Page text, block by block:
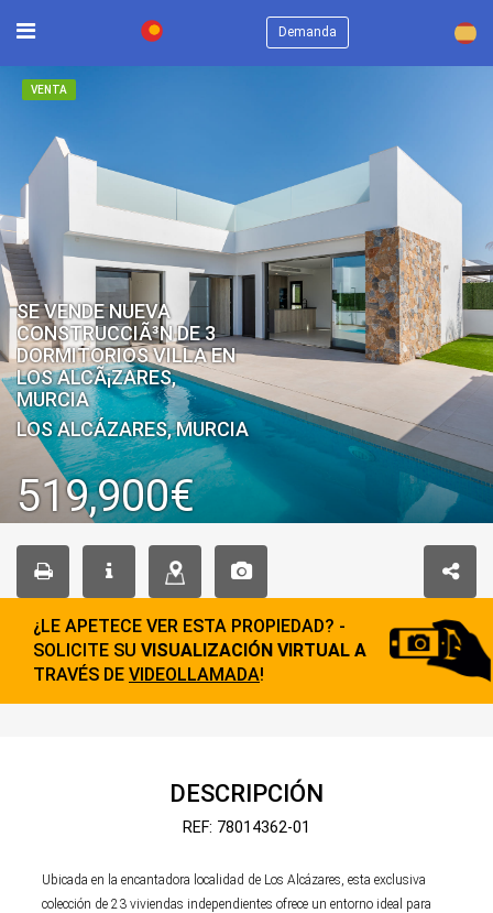
Demanda ×
VENTA
SE VENDE NUEVA
CONSTRUCCIÃ³N DE 3
DORMITORIOS VILLA EN
LOS ALCÃ¡ZARES,
MURCIA
LOS ALCÁZARES, MURCIA
519,900€
¿LE APETECE VER ESTA PROPIEDAD? -
SOLICITE SU VISUALIZACIÓN VIRTUAL A
TRAVÉS DE VIDEOLLAMADA!
DESCRIPCIÓN
REF: 78014362-01
Ubicada en la encantadora localidad de Los Alcázares, esta exclusiva
colección de 23 viviendas independientes ofrece un entorno ideal para